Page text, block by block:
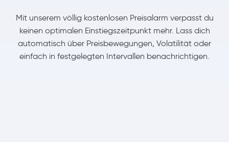
Mit unserem völlig kostenlosen Preisalarm verpasst du
keinen optimalen Einstiegszeitpunkt mehr. Lass dich
automatisch über Preisbewegungen, Volatilität oder
einfach in festgelegten Intervallen benachrichtigen.